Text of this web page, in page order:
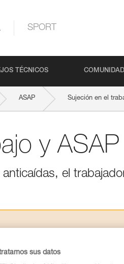
SPORT
TÉCNICOS COMUNIDAD
ASAP Sujeción en el
y ASAP
el
utilizados en este
de la ficha técnica para
sus datos